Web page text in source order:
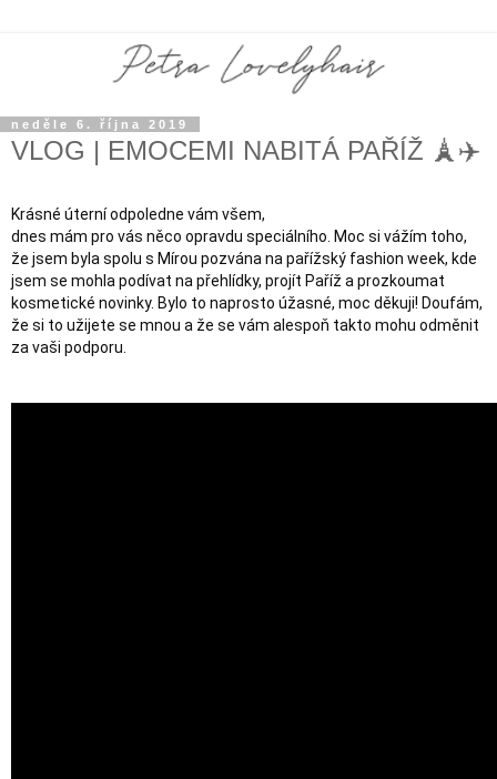
neděle 6. října 2019
VLOG | EMOCEMI NABITÁ PAŘÍŽ 🗼✈️
Krásné úterní odpoledne vám všem,
dnes mám pro vás něco opravdu speciálního. Moc si vážím toho,
že jsem byla spolu s Mírou pozvána na pařížský fashion week, kde
jsem se mohla podívat na přehlídky, projít Paříž a prozkoumat
kosmetické novinky. Bylo to naprosto úžasné, moc děkuji! Doufám,
že si to užijete se mnou a že se vám alespoň takto mohu odměnit
za vaši podporu.